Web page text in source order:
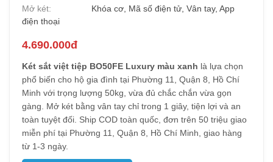
Mở két:
Khóa cơ, Mã số điện tử, Vân tay, App
điện thoại
4.690.000đ
Két sắt việt tiệp BO50FE Luxury màu xanh là lựa chọn
phổ biến cho hộ gia đình tại Phường 11, Quận 8, Hồ Chí
Minh với trọng lượng 50kg, vừa đủ chắc chắn vừa gọn
gàng. Mở két bằng vân tay chỉ trong 1 giây, tiện lợi và an
toàn tuyệt đối. Ship COD toàn quốc, đơn trên 50 triệu giao
miễn phí tại Phường 11, Quận 8, Hồ Chí Minh, giao hàng
từ 1-3 ngày.